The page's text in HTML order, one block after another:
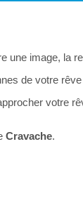
une image, la
de votre
votre
Cravache.